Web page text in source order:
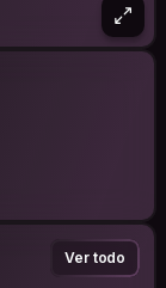
Ver todo